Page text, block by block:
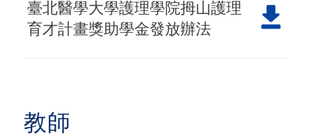
臺北醫學大學護理學院拇山護理
育才計畫獎助學金發放辦法
教師